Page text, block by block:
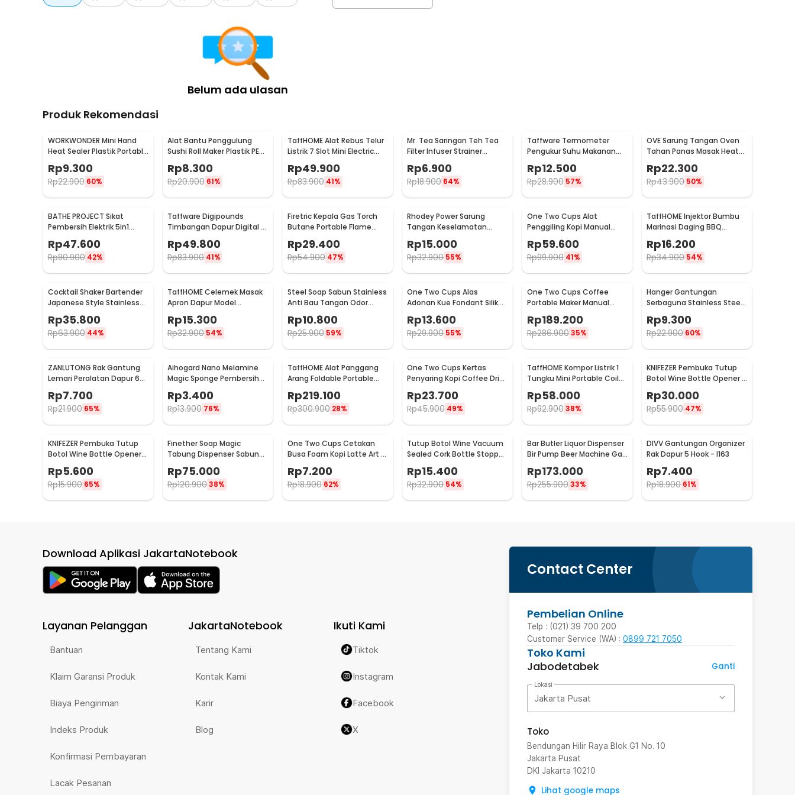
Belum ada ulasan
Produk Rekomendasi
WORKWONDER Mini Hand
Heat Sealer Plastik Portable
Baterai AA - LX2000A
Rp9.300
Rp22.900 60%
Alat Bantu Penggulung
Sushi Roll Maker Plastik PE
22x20.5x0.1cm - E1119
Rp8.300
Rp20.900 61%
TaffHOME Alat Rebus Telur
Listrik 7 Slot Mini Electric
Rp49.900
Rp83.900 41%
Mr. Tea Saringan Teh Tea
Filter Infuser Strainer
Chilling Man Silicon - MR03
Rp6.900
Rp18.900 64%
Taffware Termometer
Pengukur Suhu Makanan
TP101
Rp12.500
Rp28.900 57%
OVE Sarung Tangan Oven
Tahan Panas Masak Heat
Resistant Gloves - 540F
Rp22.300
Rp43.900 50%
BATHE PROJECT Sikat
Pembersih Elektrik 5in1
Magic Brush Rechargeable
- WQ8110
Rp47.600
Rp80.900 42%
Taffware Digipounds
Timbangan Dapur Digital 6
Satuan 1kg 0.1g - i2000
Rp49.800
Rp83.900 41%
Firetric Kepala Gas Torch
Butane Portable Flame
Rp29.400
Rp54.900 47%
Rhodey Power Sarung
Tangan Keselamatan
EN388
Rp15.000
Rp32.900 55%
One Two Cups Alat
Penggiling Kopi Manual
Coffee Grinder Portable -
WFCG9800
Rp59.600
Rp99.900 41%
TaffHOME Injektor Bumbu
Marinasi Daging BBQ
Seasoning Injector - HC117
Rp16.200
Rp34.900 54%
Cocktail Shaker Bartender
Japanese Style Stainless
Steel 200ml
Rp35.800
Rp63.900 44%
TaffHOME Celemek Masak
Apron Dapur Model
Kantong Pola Spatula -
JJ41
Rp15.300
Rp32.900 54%
Steel Soap Sabun Stainless
Anti Bau Tangan Odor
Remove - HW071
Rp10.800
Rp25.900 59%
One Two Cups Alas
Adonan Kue Fondant Silikon
Baking Mat Anti Slip -
JJ3873
Rp13.600
Rp29.900 55%
One Two Cups Coffee
Portable Maker Manual
Hand Press Espresso 300ml
- T35066
Rp189.200
Rp286.900 35%
Hanger Gantungan
Serbaguna Stainless Steel
10 PCS - M127105
Rp9.300
Rp22.900 60%
ZANLUTONG Rak Gantung
Lemari Peralatan Dapur 6
Rp7.700
Rp21.900 65%
Aihogard Nano Melamine
Magic Sponge Pembersih
Karat Besi - CW62
Rp3.400
Rp13.900 76%
TaffHOME Alat Panggang
Arang Foldable Portable
HWSK77
Rp219.100
Rp300.900 28%
One Two Cups Kertas
Penyaring Kopi Coffee Drip
Bag Paper Filter 50PCS -
T111
Rp23.700
Rp45.900 49%
TaffHOME Kompor Listrik 1
Tungku Mini Portable Coil
Hot Plate 500W - C1-1000-
03
Rp58.000
Rp92.900 38%
KNIFEZER Pembuka Tutup
Botol Wine Bottle Opener -
TYK-074B
Rp30.000
Rp55.900 47%
KNIFEZER Pembuka Tutup
Botol Wine Bottle Opener
Stainless Steel - WS01
Rp5.600
Rp15.900 65%
Finether Soap Magic
Tabung Dispenser Sabun
Rp75.000
Rp120.90038%
One Two Cups Cetakan
Busa Foam Kopi Latte Art 16
Rp7.200
Rp18.900 62%
Tutup Botol Wine Vacuum
Sealed Cork Bottle Stopper
Rp15.400
Rp32.900 54%
Bar Butler Liquor Dispenser
Bir Pump Beer Machine Gas
Station 900ml - P-36
Rp173.000
Rp255.900 33%
DIVV Gantungan Organizer
Rak Dapur 5 Hook - I163
Rp7.400
Rp18.900 61%
Contact Center
Pembelian Online
Telp : (021) 39 700 200
Customer Service (WA) : 0899 721 7050
Toko Kami
Jabodetabek
Ganti
Lokasi
Jakarta Pusat
Toko
Bendungan Hilir Raya Blok G1 No. 10
Jakarta Pusat
DKI Jakarta 10210
Lihat google maps
Download Aplikasi JakartaNotebook
Layanan Pelanggan
Bantuan
Klaim Garansi Produk
Biaya Pengiriman
Indeks Produk
Konfirmasi Pembayaran
Lacak Pesanan
JakartaNotebook
Tentang Kami
Kontak Kami
Karir
Blog
Ikuti Kami
Tiktok
Instagram
Facebook
X